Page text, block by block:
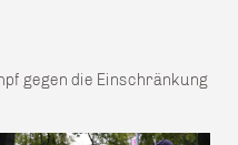
gegen die Einschränkung